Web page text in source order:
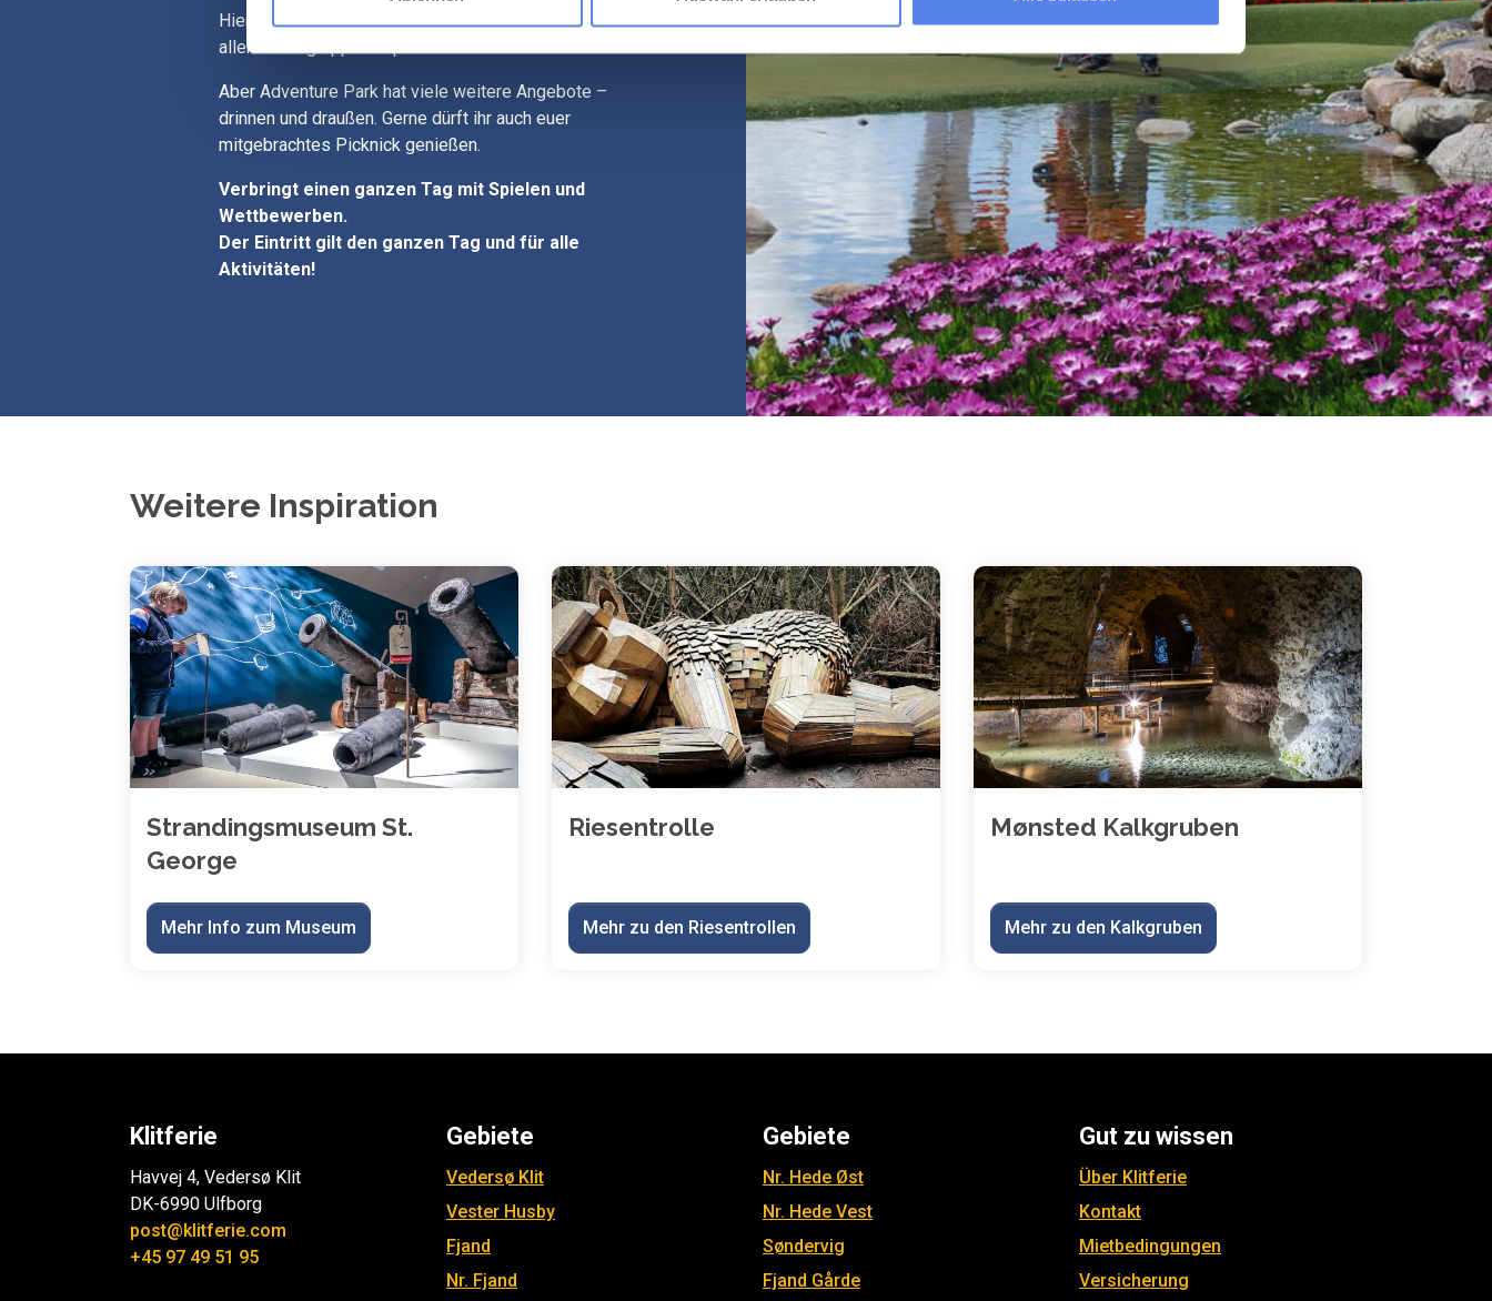
Hier können alle mitspielen und deshalb ist die Bahn bei
allen Altersgruppen super bebliebrt.
Aber Adventure Park hat viele weitere Angebote –
drinnen und draußen. Gerne dürft ihr auch euer
mitgebrachtes Picknick genießen.
Verbringt einen ganzen Tag mit Spielen und
Wettbewerben.
Der Eintritt gilt den ganzen Tag und für alle
Aktivitäten!
Weitere Inspiration
Strandingsmuseum St.
George
Mehr Info zum Museum
Riesentrolle
Mehr zu den Riesentrollen
Mønsted Kalkgruben
Mehr zu den Kalkgruben
Klitferie
Havvej 4, Vedersø Klit
DK-6990 Ulfborg
post@klitferie.com
+45 97 49 51 95
Gebiete
Vedersø Klit
Vester Husby
Fjand
Nr. Fjand
Gebiete
Nr. Hede Øst
Nr. Hede Vest
Søndervig
Fjand Gårde
Gut zu wissen
Über Klitferie
Kontakt
Mietbedingungen
Versicherung